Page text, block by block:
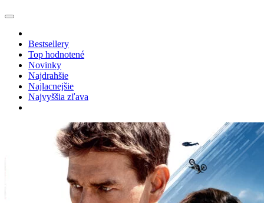
Bestsellery
Top hodnotené
Novinky
Najdrahšie
Najlacnejšie
Najvyššia zľava